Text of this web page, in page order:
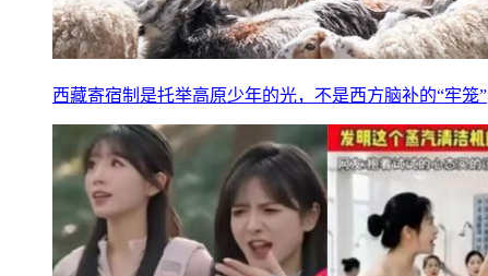
西藏寄宿制是托举高原少年的光，不是西方脑补的“牢笼”